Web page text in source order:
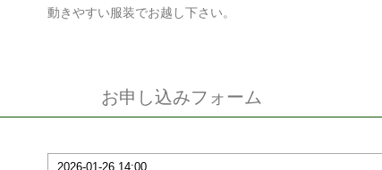
動きやすい服装でお越し下さい。
お申し込みフォーム